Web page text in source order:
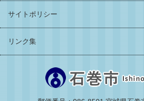
サイトポリシー
リンク集